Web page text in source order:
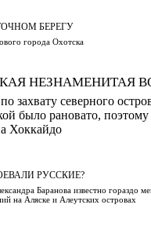
БЕРЕГУ
города Охотска
НЕЗНАМЕНИТАЯ
захвату северного
было рановато,
Хоккайдо
РУССКИЕ?
Баранова известно гораздо
на Аляске и Алеутских островах